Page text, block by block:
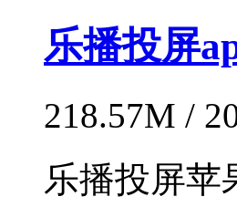
乐播投屏
218.57M /
乐播投屏苹